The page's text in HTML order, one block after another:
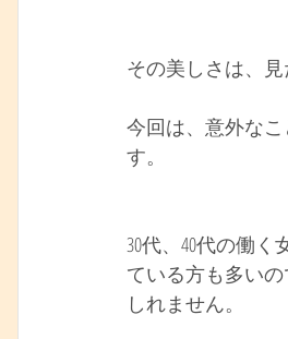
その美しさは、
今回は、意外な
す。
30代、40代の働
ている方も多い
しれません。